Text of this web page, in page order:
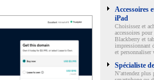
Accessoires
iPad
Choisissez et
accessoires
Blackberry et
impressionnant
et personnaliser
Spécialiste
N’attendez plus